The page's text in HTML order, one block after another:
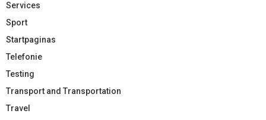
Services
Sport
Startpaginas
Telefonie
Testing
Transport and Transportation
Travel